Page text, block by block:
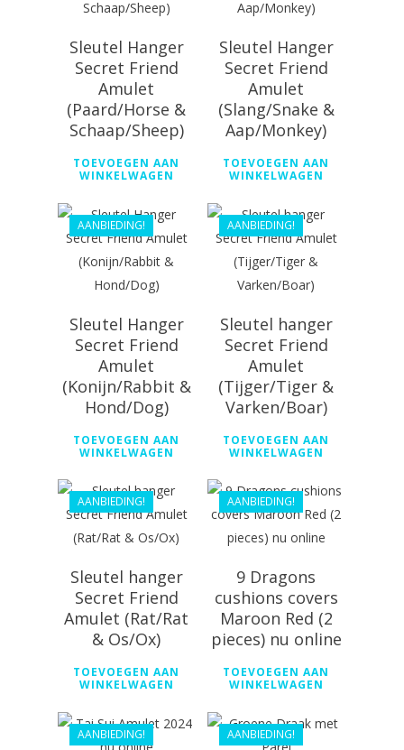
Sleutel Hanger
Secret Friend
Amulet
(Paard/Horse &
Schaap/Sheep)
TOEVOEGEN AAN
WINKELWAGEN
Sleutel Hanger
Secret Friend
Amulet
(Slang/Snake &
Aap/Monkey)
TOEVOEGEN AAN
WINKELWAGEN
AANBIEDING!
€36.89
Sleutel Hanger
Secret Friend
Amulet
(Konijn/Rabbit &
Hond/Dog)
TOEVOEGEN AAN
WINKELWAGEN
AANBIEDING!
€50.99
Sleutel hanger
Secret Friend
Amulet
(Tijger/Tiger &
Varken/Boar)
TOEVOEGEN AAN
WINKELWAGEN
AANBIEDING!
€36.89
Sleutel hanger
Secret Friend
Amulet (Rat/Rat
& Os/Ox)
TOEVOEGEN AAN
WINKELWAGEN
AANBIEDING!
€33.54
9 Dragons
cushions covers
Maroon Red (2
pieces) nu online
TOEVOEGEN AAN
WINKELWAGEN
AANBIEDING!
€49.99
€ 44.99
AANBIEDING!
€168.99
€136.99